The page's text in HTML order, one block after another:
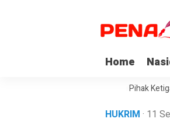
Home
Dapat Asimilasi dari Pihak Ketiga, Salah
HUKRIM · 11